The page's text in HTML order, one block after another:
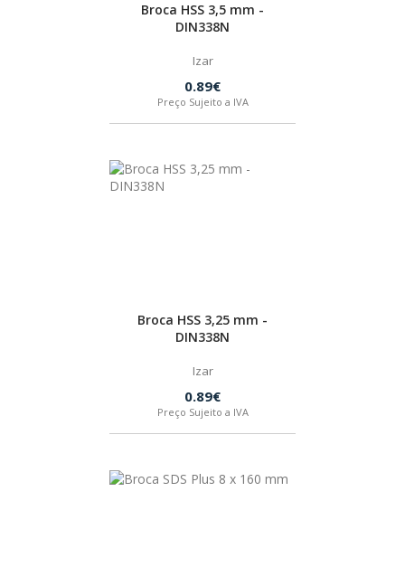
Broca HSS 3,5 mm -
DIN338N
Izar
0.89€
Preço Sujeito a IVA
Broca HSS 3,25 mm -
DIN338N
Izar
0.89€
Preço Sujeito a IVA